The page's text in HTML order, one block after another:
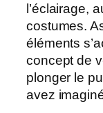
l’éclairage,
costumes.
éléments
concept de
plonger le
avez